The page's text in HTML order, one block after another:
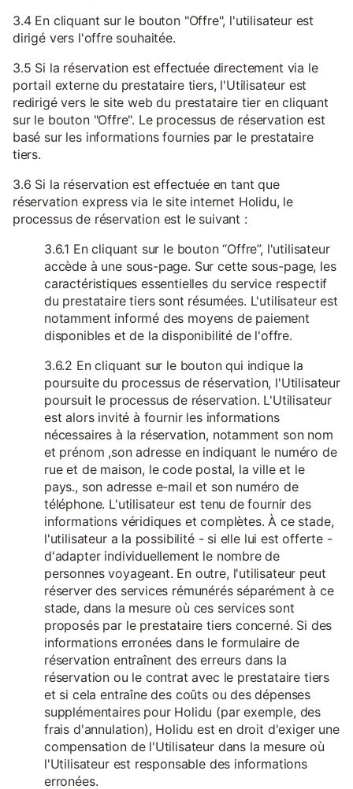
3.4 En cliquant sur le bouton "Offre", l'utilisateur est
dirigé vers l'offre souhaitée.
3.5 Si la réservation est effectuée directement via le
portail externe du prestataire tiers, l'Utilisateur est
redirigé vers le site web du prestataire tier en cliquant
sur le bouton "Offre". Le processus de réservation est
basé sur les informations fournies par le prestataire
tiers.
3.6 Si la réservation est effectuée en tant que
réservation express via le site internet Holidu, le
processus de réservation est le suivant :
3.6.1 En cliquant sur le bouton “Offre”, l'utilisateur
accède à une sous-page. Sur cette sous-page, les
caractéristiques essentielles du service respectif
du prestataire tiers sont résumées. L'utilisateur est
notamment informé des moyens de paiement
disponibles et de la disponibilité de l'offre.
3.6.2 En cliquant sur le bouton qui indique la
poursuite du processus de réservation, l'Utilisateur
poursuit le processus de réservation. L'Utilisateur
est alors invité à fournir les informations
nécessaires à la réservation, notamment son nom
et prénom ,son adresse en indiquant le numéro de
rue et de maison, le code postal, la ville et le
pays., son adresse e-mail et son numéro de
téléphone. L'utilisateur est tenu de fournir des
informations véridiques et complètes. À ce stade,
l'utilisateur a la possibilité - si elle lui est offerte -
d'adapter individuellement le nombre de
personnes voyageant. En outre, l'utilisateur peut
réserver des services rémunérés séparément à ce
stade, dans la mesure où ces services sont
proposés par le prestataire tiers concerné. Si des
informations erronées dans le formulaire de
réservation entraînent des erreurs dans la
réservation ou le contrat avec le prestataire tiers
et si cela entraîne des coûts ou des dépenses
supplémentaires pour Holidu (par exemple, des
frais d'annulation), Holidu est en droit d'exiger une
compensation de l'Utilisateur dans la mesure où
l'Utilisateur est responsable des informations
erronées.